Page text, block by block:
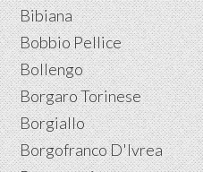
Bibiana
Bobbio Pellice
Bollengo
Borgaro Torinese
Borgiallo
Borgofranco D'Ivrea